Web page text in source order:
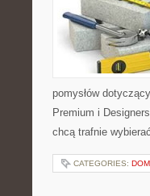
pomysłów
Premium i
chcą trafnie
CATEGORIES: DOM